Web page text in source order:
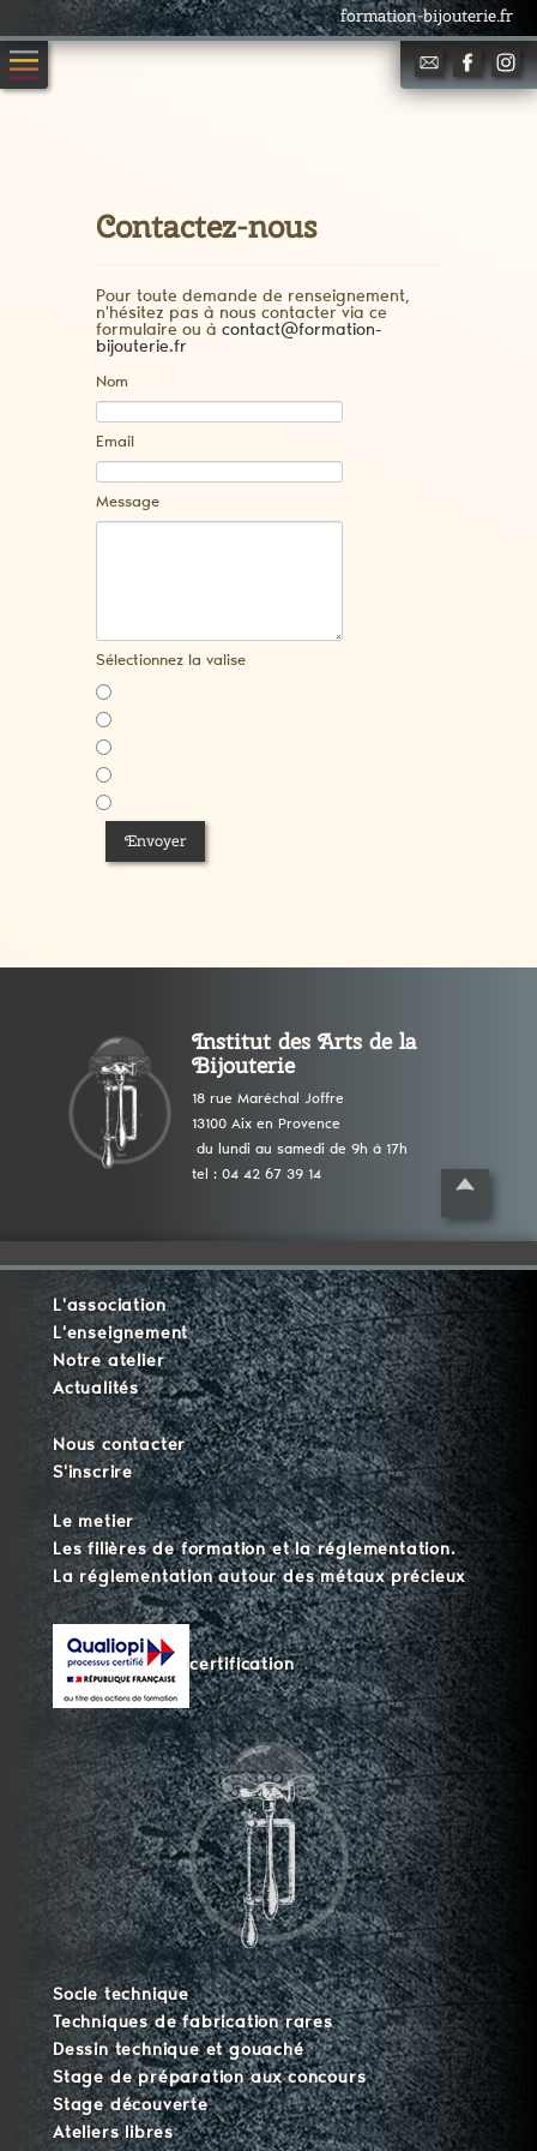
formation-bijouterie.fr
Contactez-nous
Pour toute demande de renseignement,
n'hésitez pas à nous contacter via ce
formulaire ou à contact@formation-
bijouterie.fr
Nom
Email
Message
Sélectionnez la valise
Envoyer
Institut des Arts de la
Bijouterie
18 rue Maréchal Joffre
13100 Aix en Provence
du lundi au samedi de 9h à 17h
tel : 04 42 67 39 14
L'association
L'enseignement
Notre atelier
Actualités
Nous contacter
S'inscrire
Le metier
Les filières de formation et la réglementation.
La réglementation autour des métaux précieux
certification
Socle technique
Techniques de fabrication rares
Dessin technique et gouaché
Stage de préparation aux concours
Stage découverte
Ateliers libres